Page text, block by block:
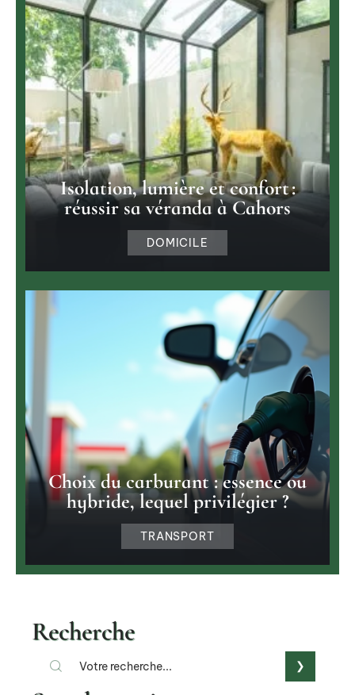
Isolation, lumière et confort :
réussir sa véranda à Cahors
DOMICILE
Choix du carburant : essence ou
hybride, lequel privilégier ?
TRANSPORT
Recherche